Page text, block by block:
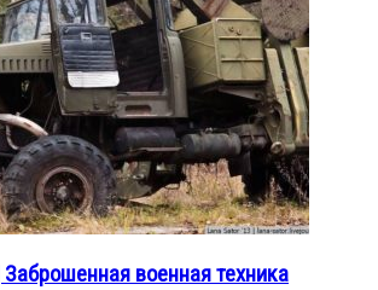
военная техника